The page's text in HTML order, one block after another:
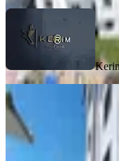
SIFIR BİNA